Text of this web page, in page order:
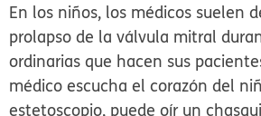
En los niños, los médicos suelen
prolapso de la válvula mitral
ordinarias que hacen sus
médico escucha el corazón del
estetoscopio, puede oír un